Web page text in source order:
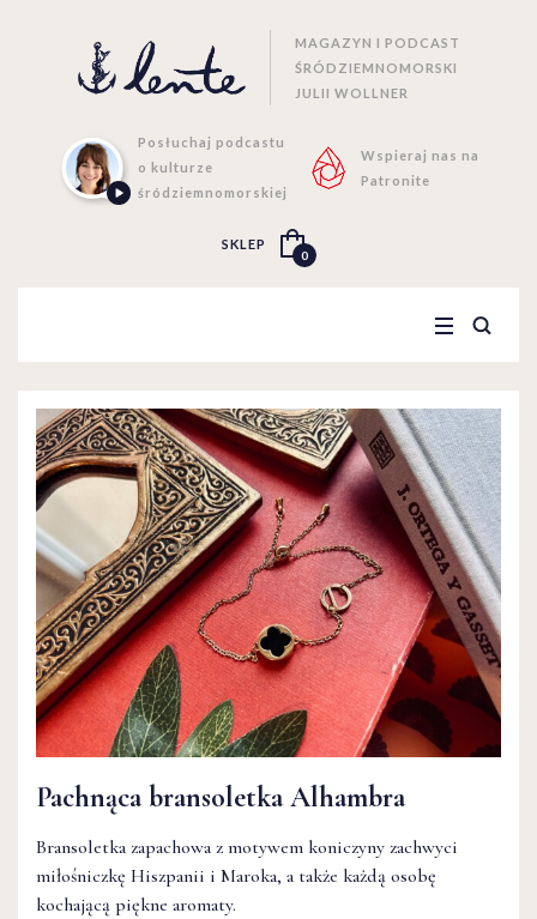
MAGAZYN I PODCAST
ŚRÓDZIEMNOMORSKI
JULII WOLLNER
Posłuchaj podcastu
o kulturze
śródziemnomorskiej
Wspieraj nas na
Patronite
SKLEP
0
Pachnąca bransoletka Alhambra
Bransoletka zapachowa z motywem koniczyny zachwyci
miłośniczkę Hiszpanii i Maroka, a także każdą osobę
kochającą piękne aromaty.
Pachnąca bransoletka Alhambra
Bransoletka zapachowa z motywem koniczyny zachwyci
miłośniczkę Hiszpanii i Maroka, a także każdą osobę